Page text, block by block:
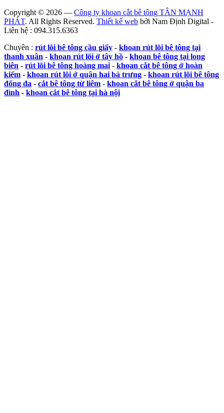
Copyright © 2026 — Công ty khoan cắt bê tông TÂN MẠNH
PHÁT. All Rights Reserved. Thiết kế web bởi Nam Định Digital -
Liên hệ : 094.315.6363
Chuyên : rút lõi bê tông cầu giấy - khoan rút lõi bê tông tại
thanh xuân - khoan rút lõi ở tây hồ - khoan bê tông tại long
biên - rút lõi bê tông hoàng mai - khoan cắt bê tông ở hoàn
kiếm - khoan rút lõi ở quận hai bà trưng - khoan rút lõi bê tông
đống đa - cắt bê tông từ liêm - khoan cắt bê tông ở quận ba
đình - khoan cắt bê tông tại hà nội